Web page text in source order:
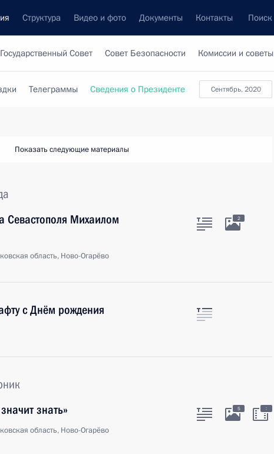
Структура Видео и фото Документы Контакты Поиск
Государственный Совет Совет Безопасности Комиссии и советы
сентябрь, 2020
Телеграммы Сведения о Президенте
Показать следующие материалы
Севастополя Михаилом
область, Ново-Огарёво
2
с Днём рождения
знать»
область, Ново-Огарёво
5 :